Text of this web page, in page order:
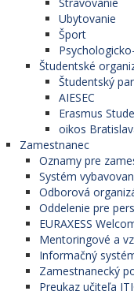
Ubytovanie
Šport
Študentské
Študentský
AIESEC
Erasmus
oikos
Zamestnanec
Oznamy pre
Systém
Odborová
Oddelenie pre
EURAXESS
Mentoringové a
Informačný
Zamestnanecký
Preukaz učiteľa